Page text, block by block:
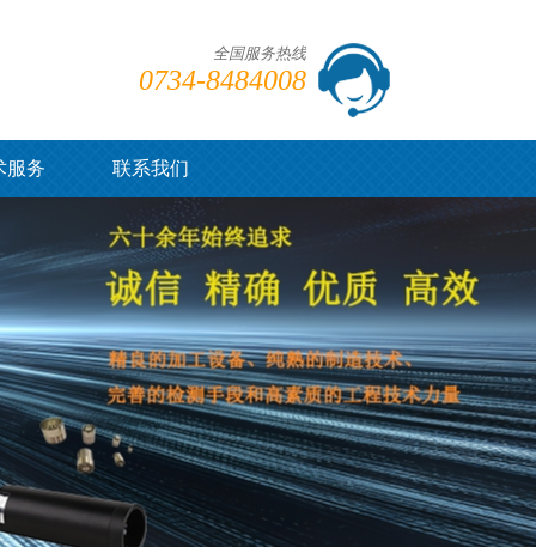
全国服务热线
0734-8484008
服务 联系我们